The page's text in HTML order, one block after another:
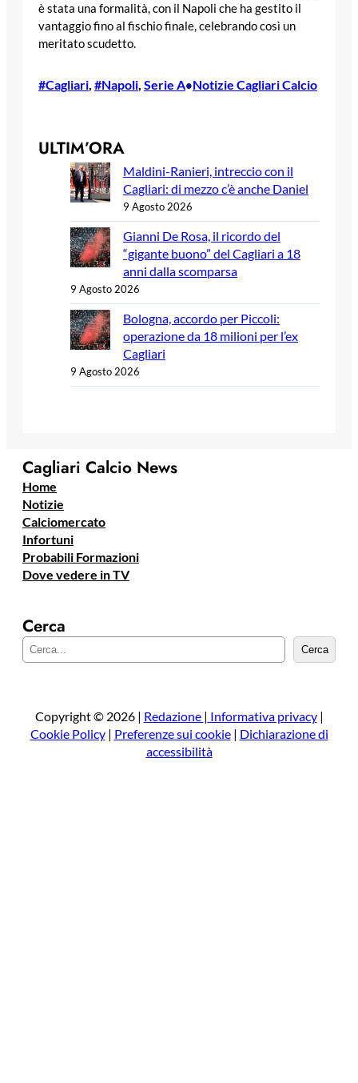
è stata una formalità, con il Napoli che ha gestito il
vantaggio fino al fischio finale, celebrando così un
meritato scudetto.
#Cagliari, #Napoli, Serie A•Notizie Cagliari Calcio
ULTIM’ORA
Maldini-Ranieri, intreccio con il
Cagliari: di mezzo c’è anche Daniel
9 Agosto 2026
Gianni De Rosa, il ricordo del
“gigante buono” del Cagliari a 18
anni dalla scomparsa
9 Agosto 2026
Bologna, accordo per Piccoli:
operazione da 18 milioni per l’ex
Cagliari
9 Agosto 2026
Cagliari Calcio News
Home
Notizie
Calciomercato
Infortuni
Probabili Formazioni
Dove vedere in TV
Cerca
e
a
Cerca
Copyright © 2026 | Redazione | Informativa privacy|
Cookie Policy| Preferenze sui cookie| Dichiarazione di
accessibilità